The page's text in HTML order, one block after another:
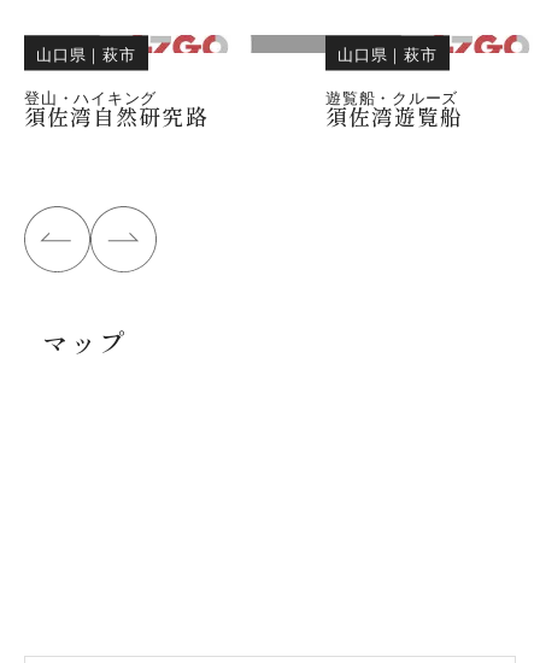
山口県 ｜萩市
登山・ハイキング
須佐湾自然研究路
山口県 ｜萩市
遊覧船・クルーズ
須佐湾遊覧船
マップ